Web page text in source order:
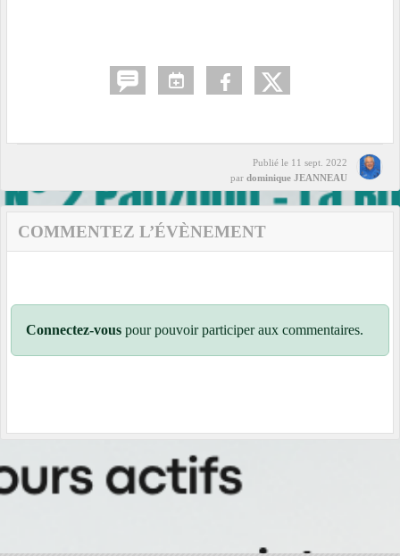
Publié le 11 sept. 2022
par dominique JEANNEAU
COMMENTEZ L’ÉVÈNEMENT
Connectez-vous pour pouvoir participer aux commentaires.